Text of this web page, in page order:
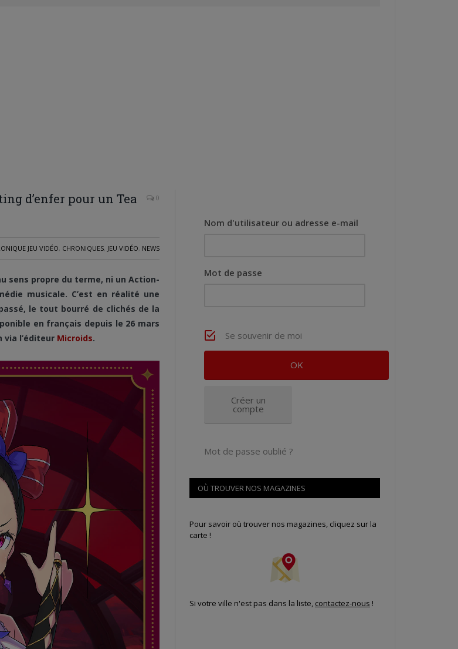
d’enfer pour un Tea
0
JEU VIDÉO, CHRONIQUES, JEU VIDÉO, NEWS
sens propre du terme, ni un Action-
musicale. C’est en réalité une
le tout bourré de clichés de la
en français depuis le 26 mars
via l’éditeur Microids.
Nom d'utilisateur ou adresse e-mail
Mot de passe
Se souvenir de moi
Créer un
compte
Mot de passe oublié ?
OÙ TROUVER NOS MAGAZINES
Pour savoir où trouver nos magazines, cliquez sur la
carte !
Si votre ville n'est pas dans la liste, contactez-nous !